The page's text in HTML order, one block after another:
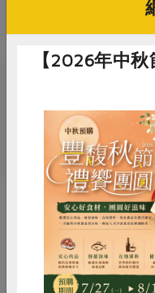
# 年
你可
惜食
雞蛋 食安
【2026年中